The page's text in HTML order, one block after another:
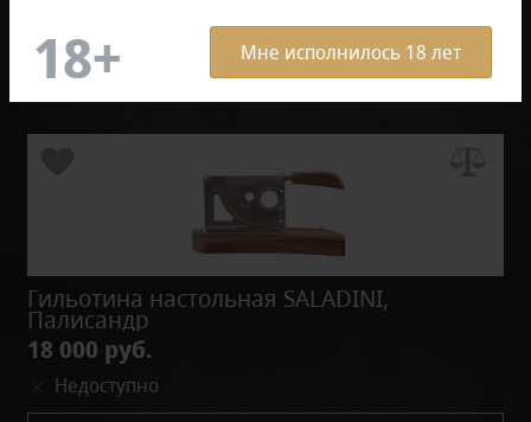
Мне исполнилось 18 лет
Фильтр По умолчанию
Гильотина настольная SALADINI,
Палисандр
18 000 руб.
Недоступно